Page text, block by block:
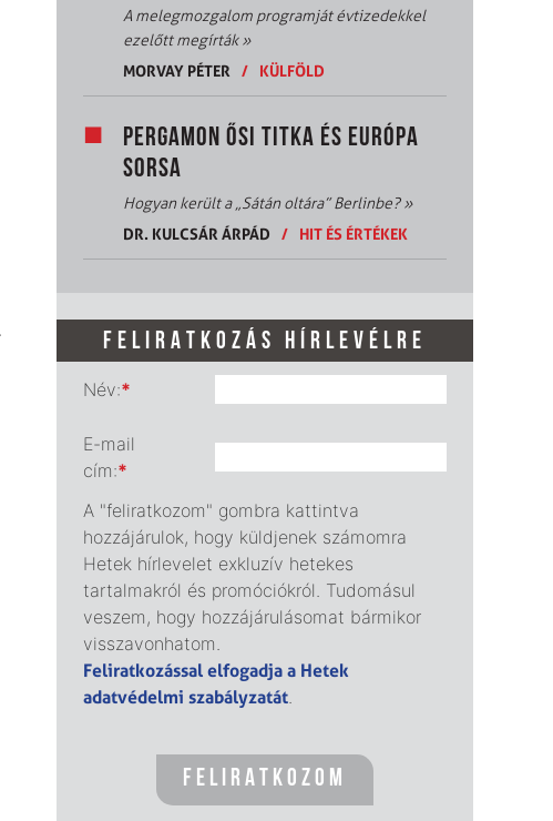
A melegmozgalom programját évtizedekkel
ezelőtt megírták»
MORVAY PÉTER
/ KÜLFÖLD
PERGAMON ŐSI TITKA ÉS EURÓPA
SORSA
Hogyan került a „Sátán oltára” Berlinbe?»
DR. KULCSÁR ÁRPÁD
/ HIT ÉS ÉRTÉKEK
FELIRATKOZÁS HÍRLEVÉLRE
Név:*
E-mail
cím:*
A "feliratkozom" gombra kattintva
hozzájárulok, hogy küldjenek számomra
Hetek hírlevelet exkluzív hetekes
tartalmakról és promóciókról. Tudomásul
veszem, hogy hozzájárulásomat bármikor
visszavonhatom.
Feliratkozással elfogadja a Hetek
adatvédelmi szabályzatát.